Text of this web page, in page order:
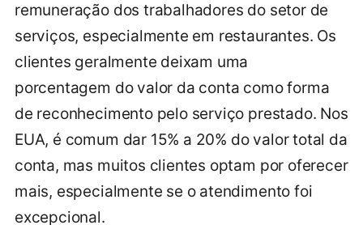
remuneração dos trabalhadores do setor de
serviços, especialmente em restaurantes. Os
clientes geralmente deixam uma
porcentagem do valor da conta como forma
de reconhecimento pelo serviço prestado. Nos
EUA, é comum dar 15% a 20% do valor total da
conta, mas muitos clientes optam por oferecer
mais, especialmente se o atendimento foi
excepcional.